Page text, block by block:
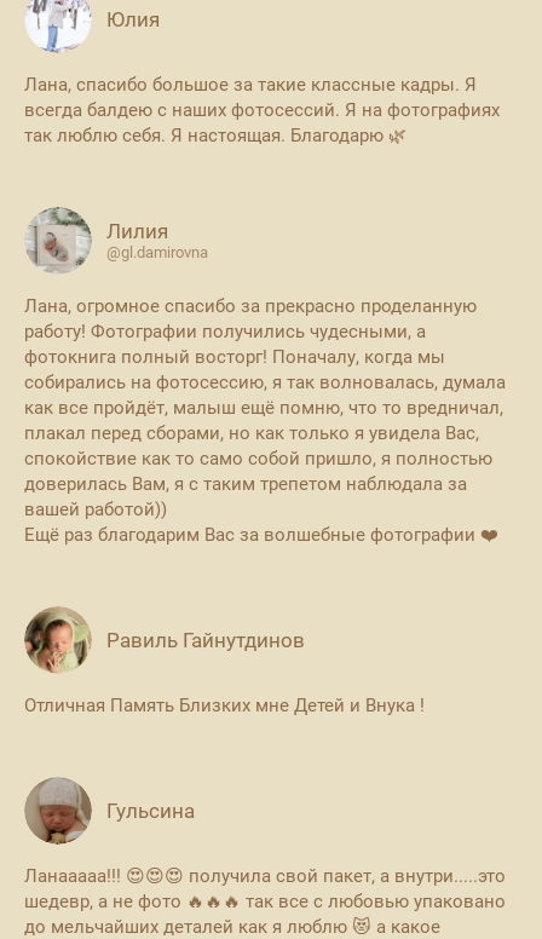
Юлия
Лана, спасибо большое за такие классные кадры. Я
всегда балдею с наших фотосессий. Я на фотографиях
так люблю себя. Я настоящая. Благодарю 🌿
Лилия
@gl.damirovna
Лана, огромное спасибо за прекрасно проделанную
работу! Фотографии получились чудесными, а
фотокнига полный восторг! Поначалу, когда мы
собирались на фотосессию, я так волновалась, думала
как все пройдёт, малыш ещё помню, что то вредничал,
плакал перед сборами, но как только я увидела Вас,
спокойствие как то само собой пришло, я полностью
доверилась Вам, я с таким трепетом наблюдала за
вашей работой))
Ещё раз благодарим Вас за волшебные фотографии ❤️
Равиль Гайнутдинов
Отличная Память Близких мне Детей и Внука !
Гульсина
Ланааааа!!! 😍😍😍 получила свой пакет, а внутри.....это
шедевр, а не фото 🔥🔥🔥 так все с любовью упаковано
до мельчайших деталей как я люблю 😻 а какое